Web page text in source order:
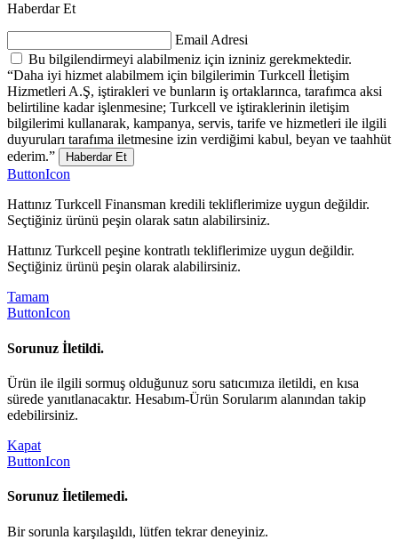
Haberdar Et
Email Adresi
Bu bilgilendirmeyi alabilmeniz için izniniz gerekmektedir.
“Daha iyi hizmet alabilmem için bilgilerimin Turkcell İletişim
Hizmetleri A.Ş, iştirakleri ve bunların iş ortaklarınca, tarafımca aksi
belirtiline kadar işlenmesine; Turkcell ve iştiraklerinin iletişim
bilgilerimi kullanarak, kampanya, servis, tarife ve hizmetleri ile ilgili
duyuruları tarafıma iletmesine izin verdiğimi kabul, beyan ve taahhüt
ederim.”
Haberdar Et
ButtonIcon
Hattınız Turkcell Finansman kredili tekliflerimize uygun değildir.
Seçtiğiniz ürünü peşin olarak satın alabilirsiniz.
Hattınız Turkcell peşine kontratlı tekliflerimize uygun değildir.
Seçtiğiniz ürünü peşin olarak alabilirsiniz.
Tamam
ButtonIcon
Sorunuz İletildi.
Ürün ile ilgili sormuş olduğunuz soru satıcımıza iletildi, en kısa
sürede yanıtlanacaktır. Hesabım-Ürün Sorularım alanından takip
edebilirsiniz.
Kapat
ButtonIcon
Sorunuz İletilemedi.
Bir sorunla karşılaşıldı, lütfen tekrar deneyiniz.